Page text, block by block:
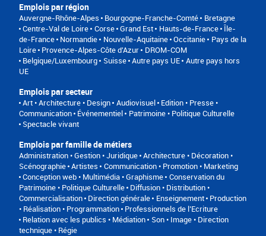
Emplois par région
Auvergne-Rhône-Alpes Bourgogne-Franche-Comté
Bretagne
Centre-Val de Loire Corse Grand Est Hauts-de-France Île-
de-France Normandie Nouvelle-Aquitaine Occitanie
Pays de la
Loire Provence-Alpes-Côte d'Azur
DROM-COM
Belgique/Luxembourg
Suisse Autre pays UE Autre pays hors
UE
Emplois par secteur
Art • Architecture • Design Audiovisuel Edition • Presse •
Communication Événementiel
Patrimoine • Politique Culturelle
Spectacle vivant
Emplois par famille de métiers
Administration • Gestion • Juridique Architecture • Décoration •
Scénographie Artistes
Communication • Promotion • Marketing
Conception web • Multimédia • Graphisme Conservation du
Patrimoine • Politique Culturelle Diffusion • Distribution •
Commercialisation Direction générale Enseignement Production
• Réalisation • Programmation Professionnels de l’Ecriture
Relation avec les publics • Médiation
Son • Image • Direction
technique • Régie